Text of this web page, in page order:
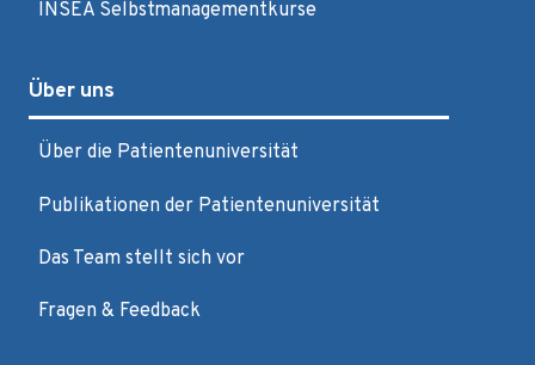
INSEA Selbstmanagementkurse
Über uns
Über die Patientenuniversität
Publikationen der Patientenuniversität
Das Team stellt sich vor
Fragen & Feedback